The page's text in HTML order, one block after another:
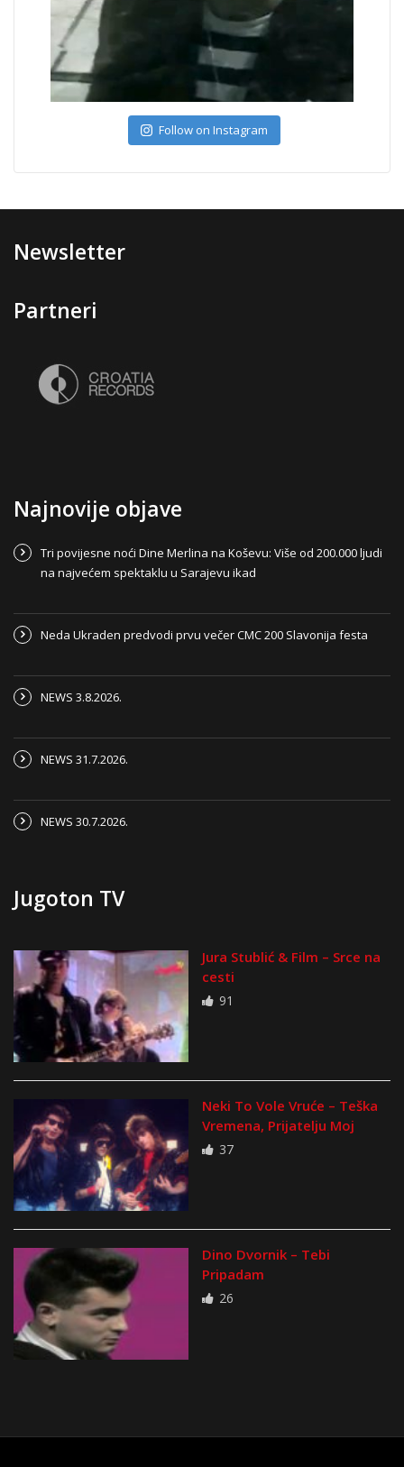
Follow on Instagram
Newsletter
Partneri
Najnovije objave
Tri povijesne noći Dine Merlina na Koševu: Više od 200.000 ljudi
na najvećem spektaklu u Sarajevu ikad
Neda Ukraden predvodi prvu večer CMC 200 Slavonija festa
NEWS 3.8.2026.
NEWS 31.7.2026.
NEWS 30.7.2026.
Jugoton TV
Jura Stublić & Film – Srce na
cesti
91
Neki To Vole Vruće – Teška
Vremena, Prijatelju Moj
37
Dino Dvornik – Tebi
Pripadam
26